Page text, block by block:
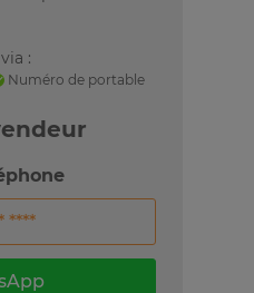
:
Numéro de portable
****